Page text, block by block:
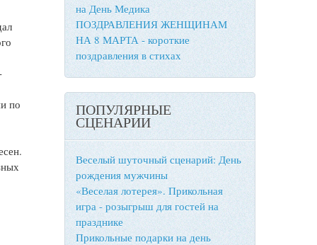
по
на День Медика
ПОЗДРАВЛЕНИЯ ЖЕНЩИНАМ
НА 8 МАРТА - короткие
поздравления в стихах
ПОПУЛЯРНЫЕ
СЦЕНАРИИ
Веселый шуточный сценарий: День
рождения мужчины
«Веселая лотерея». Прикольная
игра - розыгрыш для гостей на
празднике
Прикольные подарки на день